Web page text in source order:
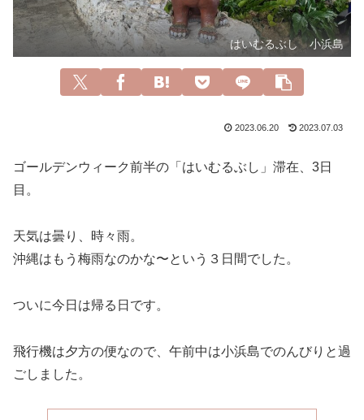
はいむるぶし 小浜島
2023.06.20 2023.07.03
ゴールデンウィーク前半の「はいむるぶし」滞在、3日
目。
天気は曇り、時々雨。
沖縄はもう梅雨なのかな〜という３日間でした。
ついに今日は帰る日です。
飛行機は夕方の便なので、午前中は小浜島でのんびりと過
ごしました。